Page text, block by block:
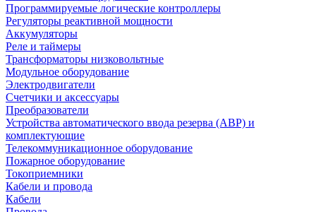
Программируемые логические контроллеры
Регуляторы реактивной мощности
Аккумуляторы
Реле и таймеры
Трансформаторы низковольтные
Модульное оборудование
Электродвигатели
Счетчики и аксессуары
Преобразователи
Устройства автоматического ввода резерва (АВР) и
комплектующие
Телекоммуникационное оборудование
Пожарное оборудование
Токоприемники
Кабели и провода
Кабели